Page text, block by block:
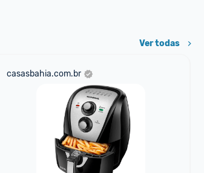
Ver todas
casasbahia.com.br